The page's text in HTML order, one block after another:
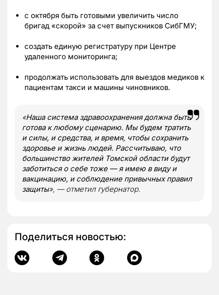
с октября быть готовыми увеличить число
бригад «скорой» за счет выпускников СибГМУ;
создать единую регистратуру при Центре
удаленного мониторинга;
продолжать использовать для выездов медиков к
пациентам такси и машины чиновников.
«Наша система здравоохранения должна быть
готова к любому сценарию. Мы будем тратить
и силы, и средства, и время, чтобы сохранить
здоровье и жизнь людей. Рассчитываю, что
большинство жителей Томской области будут
заботиться о себе тоже — я имею в виду и
вакцинацию, и соблюдение привычных правил
защиты», — отметил губернатор.
Поделиться новостью: